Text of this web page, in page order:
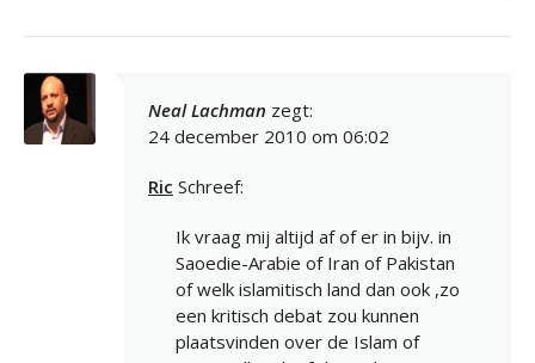
Neal Lachman zegt:
24 december 2010 om 06:02
Ric Schreef:
Ik vraag mij altijd af of er in bijv. in
Saoedie-Arabie of Iran of Pakistan
of welk islamitisch land dan ook ,zo
een kritisch debat zou kunnen
plaatsvinden over de Islam of